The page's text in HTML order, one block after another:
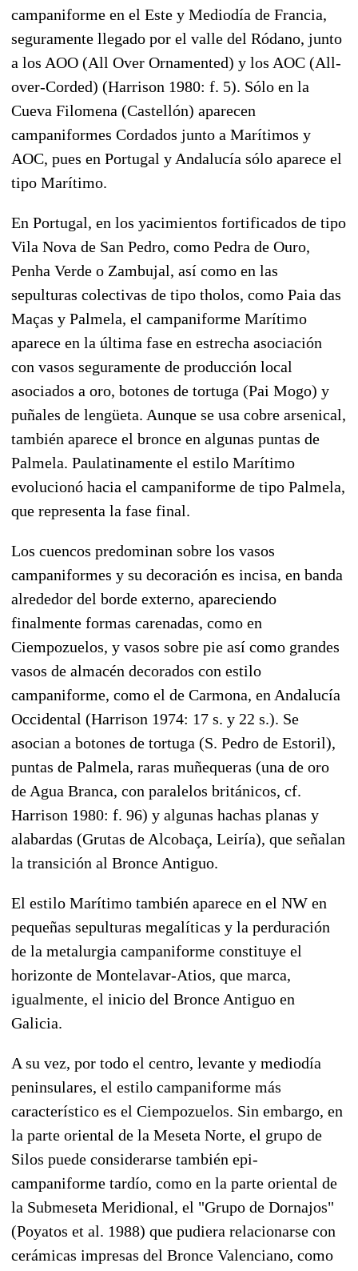
campaniforme en el Este y Mediodía de Francia,
seguramente llegado por el valle del Ródano, junto
a los AOO (All Over Ornamented) y los AOC (All-
over-Corded) (Harrison 1980: f. 5). Sólo en la
Cueva Filomena (Castellón) aparecen
campaniformes Cordados junto a Marítimos y
AOC, pues en Portugal y Andalucía sólo aparece el
tipo Marítimo.
En Portugal, en los yacimientos fortificados de tipo
Vila Nova de San Pedro, como Pedra de Ouro,
Penha Verde o Zambujal, así como en las
sepulturas colectivas de tipo tholos, como Paia das
Maças y Palmela, el campaniforme Marítimo
aparece en la última fase en estrecha asociación
con vasos seguramente de producción local
asociados a oro, botones de tortuga (Pai Mogo) y
puñales de lengüeta. Aunque se usa cobre arsenical,
también aparece el bronce en algunas puntas de
Palmela. Paulatinamente el estilo Marítimo
evolucionó hacia el campaniforme de tipo Palmela,
que representa la fase final.
Los cuencos predominan sobre los vasos
campaniformes y su decoración es incisa, en banda
alrededor del borde externo, apareciendo
finalmente formas carenadas, como en
Ciempozuelos, y vasos sobre pie así como grandes
vasos de almacén decorados con estilo
campaniforme, como el de Carmona, en Andalucía
Occidental (Harrison 1974: 17 s. y 22 s.). Se
asocian a botones de tortuga (S. Pedro de Estoril),
puntas de Palmela, raras muñequeras (una de oro
de Agua Branca, con paralelos británicos, cf.
Harrison 1980: f. 96) y algunas hachas planas y
alabardas (Grutas de Alcobaça, Leiría), que señalan
la transición al Bronce Antiguo.
El estilo Marítimo también aparece en el NW en
pequeñas sepulturas megalíticas y la perduración
de la metalurgia campaniforme constituye el
horizonte de Montelavar-Atios, que marca,
igualmente, el inicio del Bronce Antiguo en
Galicia.
A su vez, por todo el centro, levante y mediodía
peninsulares, el estilo campaniforme más
característico es el Ciempozuelos. Sin embargo, en
la parte oriental de la Meseta Norte, el grupo de
Silos puede considerarse también epi-
campaniforme tardío, como en la parte oriental de
la Submeseta Meridional, el "Grupo de Dornajos"
(Poyatos et al. 1988) que pudiera relacionarse con
cerámicas impresas del Bronce Valenciano, como